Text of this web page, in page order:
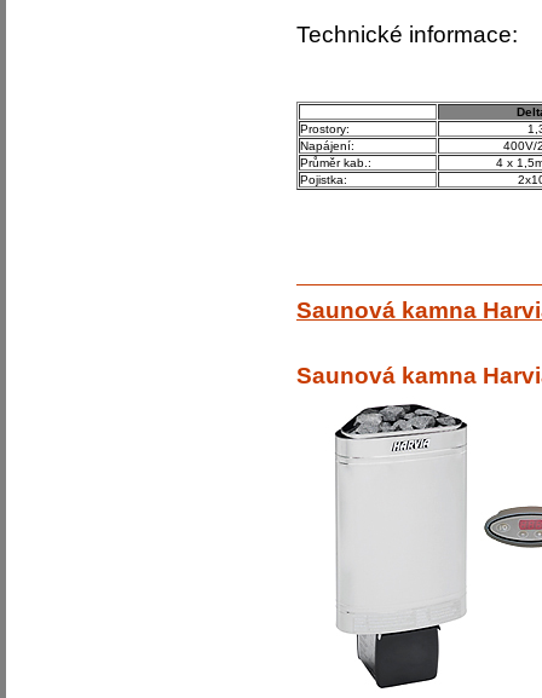
Technické informace:
Prostory:
Napájení:
400V/
Průměr kab.:
4 x
Pojistka:
Saunová kamna
Saunová kamna